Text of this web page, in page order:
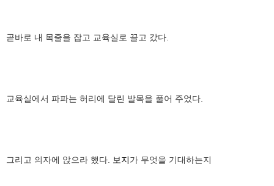
곧바로 내 목줄을 잡고 교육실로 끌고 갔다.
교육실에서 파파는 허리에 달린 발목을 풀어 주었다.
그리고 의자에 앉으라 했다. 보지가 무엇을 기대하는지